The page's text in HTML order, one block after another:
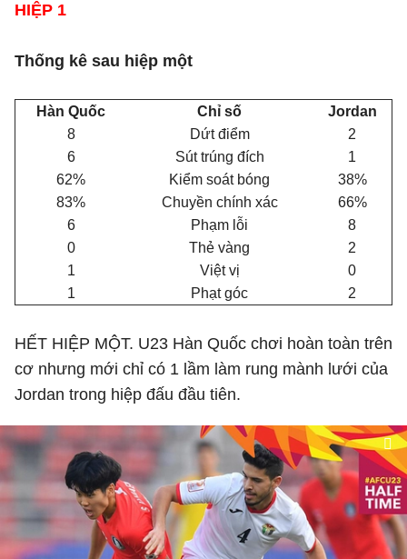
HIỆP 1
Thống kê sau hiệp một
Hàn Quốc Chỉ số
Jordan
8
Dứt điểm
2
6
Sút trúng đích
1
62%
Kiểm soát bóng
38%
83%
Chuyền chính xác
66%
6
Phạm lỗi
8
0
Thẻ vàng
2
1
Việt vị
0
1
Phạt góc 2
HẾT HIỆP MỘT. U23 Hàn Quốc chơi hoàn toàn trên
cơ nhưng mới chỉ có 1 lầm làm rung mành lưới của
Jordan trong hiệp đấu đầu tiên.